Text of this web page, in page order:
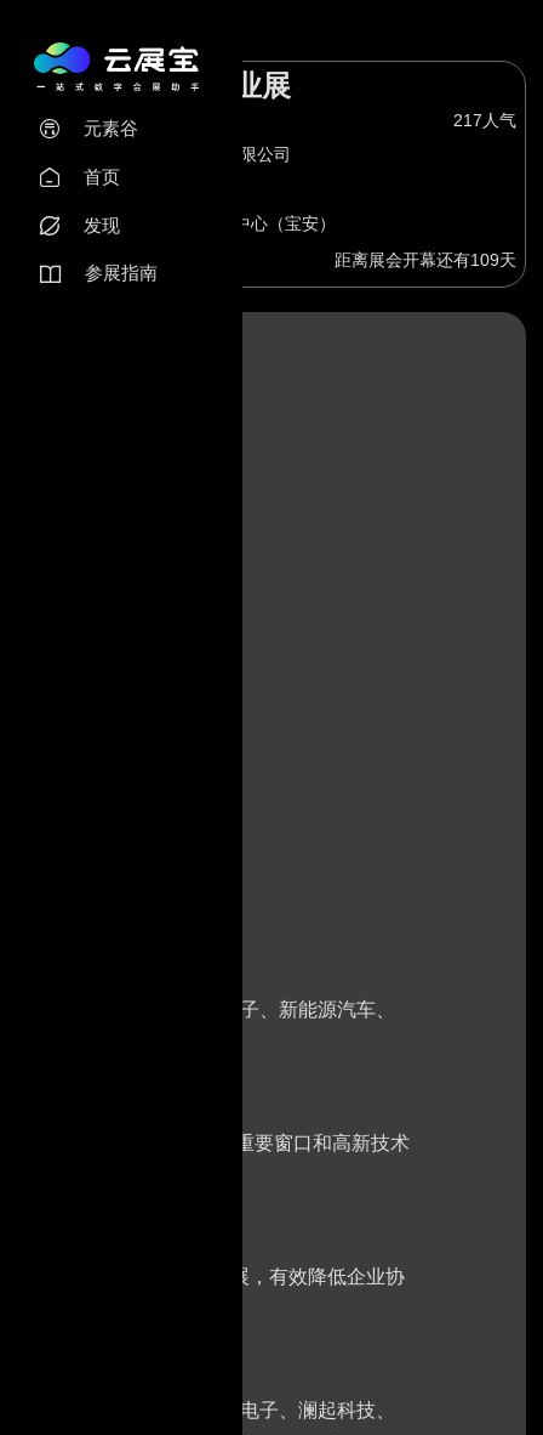
 元素谷
 首页
 发现
 参展指南
体与集成电路产业展
217人气
展集团：深圳振威国际展览有限公司
广东省深圳市深圳国际会展中心（宝安）
距离展会开幕还有109天
求旺盛，广泛覆盖消费电子、新能源汽车、
高新技术领域对外开放的重要窗口和高新技术
上下游资源，实现协同发展，有效降低企业协
寒武纪、华大九天、开阳电子、澜起科技、